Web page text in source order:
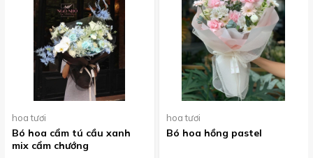
hoa tươi
Bó hoa cẩm tú cầu xanh
mix cẩm chướng
hoa tươi
Bó hoa hồng pastel